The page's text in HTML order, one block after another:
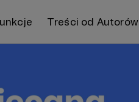
Treści od Autorów